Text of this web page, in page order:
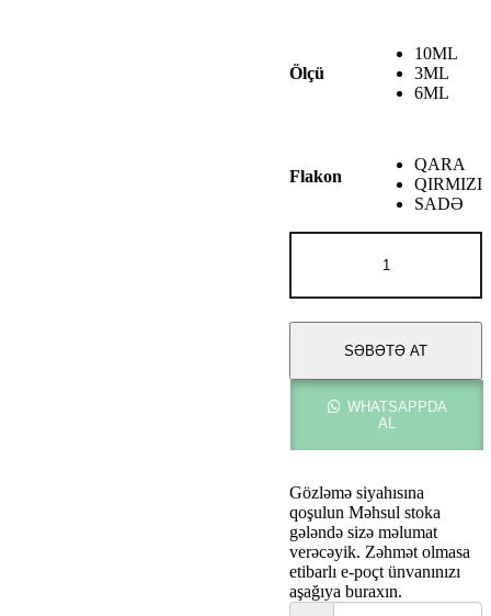
Ölçü
10ML
3ML
6ML
Flakon
QARA
QIRMIZI
SADƏ
CHANCE
adet
SƏBƏTƏ AT
WHATSAPPDA
AL
Gözləmə siyahısına
qoşulun Məhsul stoka
gələndə sizə məlumat
verəcəyik. Zəhmət olmasa
etibarlı e-poçt ünvanınızı
aşağıya buraxın.